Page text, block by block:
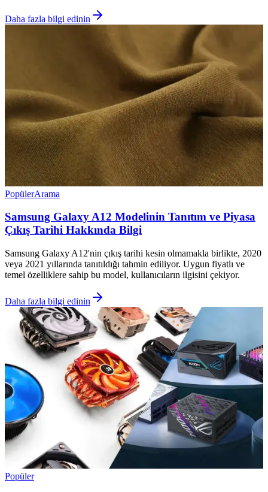
Daha fazla bilgi edinin
PopülerArama
Samsung Galaxy A12 Modelinin Tanıtım ve Piyasa
Çıkış Tarihi Hakkında Bilgi
Samsung Galaxy A12'nin çıkış tarihi kesin olmamakla birlikte, 2020
veya 2021 yıllarında tanıtıldığı tahmin ediliyor. Uygun fiyatlı ve
temel özelliklere sahip bu model, kullanıcıların ilgisini çekiyor.
Daha fazla bilgi edinin
Popüler